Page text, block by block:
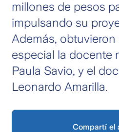
millones de pesos
impulsando su
Además,
especial la docente
Paula Savio, y el
Leonardo Amarilla.
Compartí el